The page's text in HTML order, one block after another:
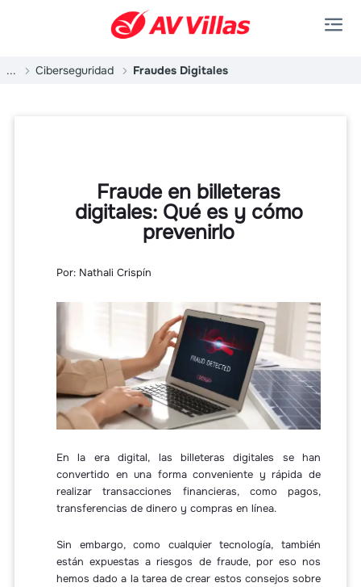
Saltar al contenido principal
... Ciberseguridad Fraudes Digitales
Fraude en billeteras
digitales: Qué es y cómo
prevenirlo
Por: Nathali Crispín
En la era digital, las billeteras digitales se han
convertido en una forma conveniente y rápida de
realizar transacciones financieras, como pagos,
transferencias de dinero y compras en línea.
Sin embargo, como cualquier tecnología, también
están expuestas a riesgos de fraude, por eso nos
hemos dado a la tarea de crear estos consejos sobre